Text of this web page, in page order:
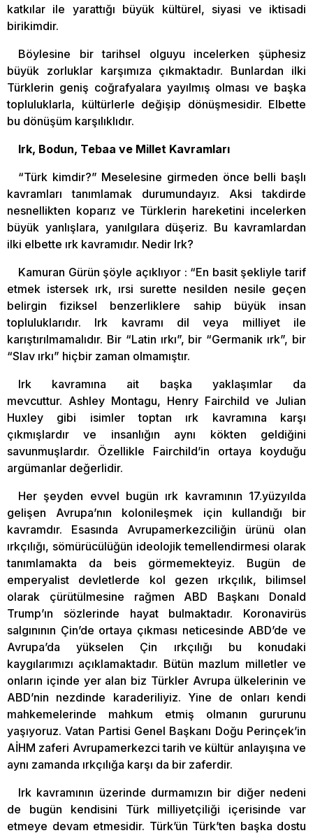
katkılar ile yarattığı büyük kültürel, siyasi ve iktisadi
birikimdir.
Böylesine bir tarihsel olguyu incelerken şüphesiz
büyük zorluklar karşımıza çıkmaktadır. Bunlardan ilki
Türklerin geniş coğrafyalara yayılmış olması ve başka
topluluklarla, kültürlerle değişip dönüşmesidir. Elbette
bu dönüşüm karşılıklıdır.
Irk, Bodun, Tebaa ve Millet Kavramları
“Türk kimdir?” Meselesine girmeden önce belli başlı
kavramları tanımlamak durumundayız. Aksi takdirde
nesnellikten koparız ve Türklerin hareketini incelerken
büyük yanlışlara, yanılgılara düşeriz. Bu kavramlardan
ilki elbette ırk kavramıdır. Nedir Irk?
Kamuran Gürün şöyle açıklıyor : “En basit şekliyle tarif
etmek istersek ırk, ırsi surette nesilden nesile geçen
belirgin fiziksel benzerliklere sahip büyük insan
topluluklarıdır. Irk kavramı dil veya milliyet ile
karıştırılmamalıdır. Bir “Latin ırkı”, bir “Germanik ırk”, bir
“Slav ırkı” hiçbir zaman olmamıştır.
Irk kavramına ait başka yaklaşımlar da
mevcuttur. Ashley Montagu, Henry Fairchild ve Julian
Huxley gibi isimler toptan ırk kavramına karşı
çıkmışlardır ve insanlığın aynı kökten geldiğini
savunmuşlardır. Özellikle Fairchild’in ortaya koyduğu
argümanlar değerlidir.
Her şeyden evvel bugün ırk kavramının 17.yüzyılda
gelişen Avrupa’nın kolonileşmek için kullandığı bir
kavramdır. Esasında Avrupamerkezciliğin ürünü olan
ırkçılığı, sömürücülüğün ideolojik temellendirmesi olarak
tanımlamakta da beis görmemekteyiz. Bugün de
emperyalist devletlerde kol gezen ırkçılık, bilimsel
olarak çürütülmesine rağmen ABD Başkanı Donald
Trump’ın sözlerinde hayat bulmaktadır. Koronavirüs
salgınının Çin’de ortaya çıkması neticesinde ABD’de ve
Avrupa’da yükselen Çin ırkçılığı bu konudaki
kaygılarımızı açıklamaktadır. Bütün mazlum milletler ve
onların içinde yer alan biz Türkler Avrupa ülkelerinin ve
ABD’nin nezdinde karaderiliyiz. Yine de onları kendi
mahkemelerinde mahkum etmiş olmanın gururunu
yaşıyoruz. Vatan Partisi Genel Başkanı Doğu Perinçek’in
AİHM zaferi Avrupamerkezci tarih ve kültür anlayışına ve
aynı zamanda ırkçılığa karşı da bir zaferdir.
Irk kavramının üzerinde durmamızın bir diğer nedeni
de bugün kendisini Türk milliyetçiliği içerisinde var
etmeye devam etmesidir. Türk’ün Türk’ten başka dostu